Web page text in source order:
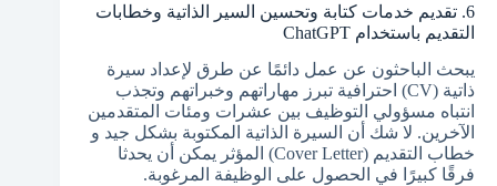
6. تقديم خدمات كتابة وتحسين السير الذاتية وخطابات
التقديم باستخدام ChatGPT
يبحث الباحثون عن عمل دائمًا عن طرق لإعداد سيرة
ذاتية (CV) احترافية تبرز مهاراتهم وخبراتهم وتجذب
انتباه مسؤولي التوظيف بين عشرات ومئات المتقدمين
الآخرين. لا شك أن السيرة الذاتية المكتوبة بشكل جيد و
خطاب التقديم (Cover Letter) المؤثر يمكن أن يحدثا
فرقًا كبيرًا في الحصول على الوظيفة المرغوبة.